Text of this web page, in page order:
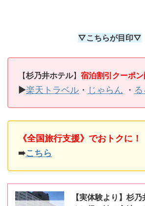
▽こちらが目印▽
【杉乃井ホテル】 宿泊割引クーポ
▶楽天トラベル ・ じゃらん ・
《全国旅行支援》でおトクに！
➠こちら
【実体験より】杉